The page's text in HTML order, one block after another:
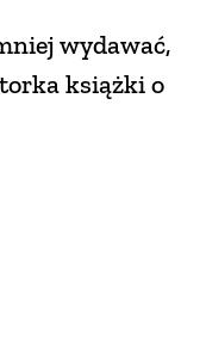
wydawać,
książki o